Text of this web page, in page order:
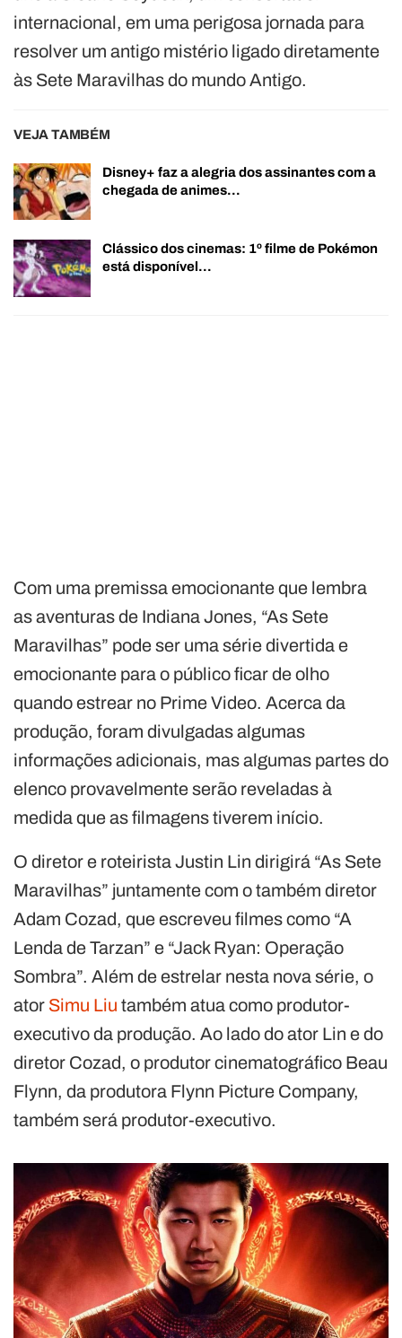
internacional, em uma perigosa jornada para
resolver um antigo mistério ligado diretamente
às Sete Maravilhas do mundo Antigo.
VEJA TAMBÉM
Disney+ faz a alegria dos assinantes com a
chegada de animes…
Clássico dos cinemas: 1º filme de Pokémon
está disponível…
Com uma premissa emocionante que lembra
as aventuras de Indiana Jones, “As Sete
Maravilhas” pode ser uma série divertida e
emocionante para o público ficar de olho
quando estrear no Prime Video. Acerca da
produção, foram divulgadas algumas
informações adicionais, mas algumas partes do
elenco provavelmente serão reveladas à
medida que as filmagens tiverem início.
O diretor e roteirista Justin Lin dirigirá “As Sete
Maravilhas” juntamente com o também diretor
Adam Cozad, que escreveu filmes como “A
Lenda de Tarzan” e “Jack Ryan: Operação
Sombra”. Além de estrelar nesta nova série, o
ator Simu Liu também atua como produtor-
executivo da produção. Ao lado do ator Lin e do
diretor Cozad, o produtor cinematográfico Beau
Flynn, da produtora Flynn Picture Company,
também será produtor-executivo.